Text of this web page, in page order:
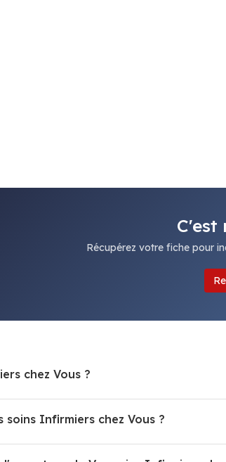
C'est
Récupérez votre fiche pour
chez Vous ?
Infirmiers chez Vous ?